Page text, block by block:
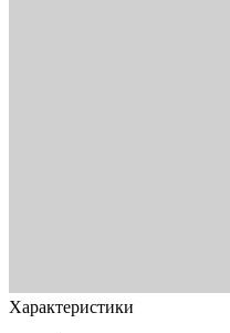
Характеристики